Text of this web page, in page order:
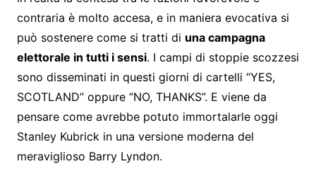
contraria è molto accesa, e in maniera evocativa si
può sostenere come si tratti di una campagna
elettorale in tutti i sensi. I campi di stoppie scozzesi
sono disseminati in questi giorni di cartelli “YES,
SCOTLAND” oppure “NO, THANKS”. E viene da
pensare come avrebbe potuto immortalarle oggi
Stanley Kubrick in una versione moderna del
meraviglioso Barry Lyndon.